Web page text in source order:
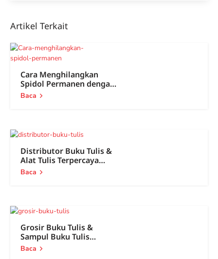
Artikel Terkait
Cara Menghilangkan
Spidol Permanen dengan
Mudah
Baca
Distributor Buku Tulis &
Alat Tulis Terpercaya
Nasional
Baca
Grosir Buku Tulis &
Sampul Buku Tulis
Terlengkap 2026
Baca